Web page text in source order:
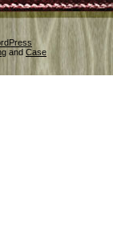
and Case